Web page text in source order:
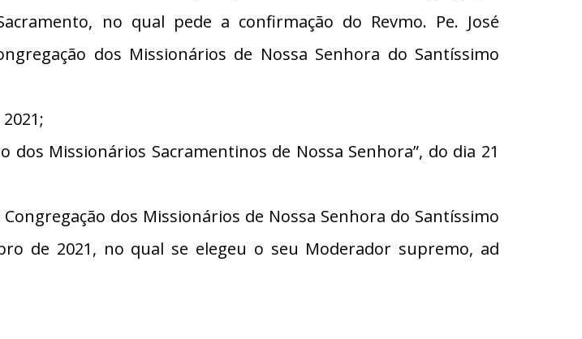
no qual pede a confirmação do Revmo. Pe. José
dos Missionários de Nossa Senhora do Santíssimo
Missionários Sacramentinos de Nossa Senhora”, do dia 21
dos Missionários de Nossa Senhora do Santíssimo
de 2021, no qual se elegeu o seu Moderador supremo, ad